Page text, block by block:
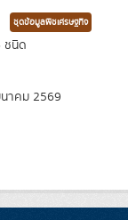
ชุดข้อมูลพืชเศรษฐกิจ
ชนิด
าคม 2569